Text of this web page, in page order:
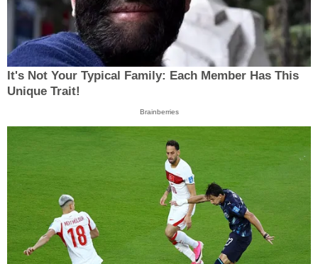
It's Not Your Typical Family: Each Member Has This
Unique Trait!
Brainberries